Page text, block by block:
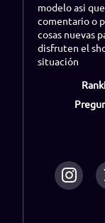
modelo asi
comentario o
cosas nuevas
disfruten el
situación